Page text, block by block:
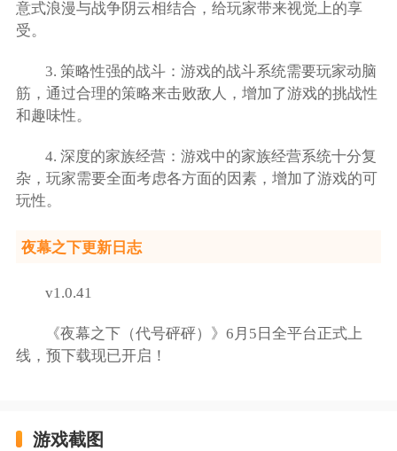
意式浪漫与战争阴云相结合，给玩家带来视觉上的享
受。
3. 策略性强的战斗：游戏的战斗系统需要玩家动脑
筋，通过合理的策略来击败敌人，增加了游戏的挑战性
和趣味性。
4. 深度的家族经营：游戏中的家族经营系统十分复
杂，玩家需要全面考虑各方面的因素，增加了游戏的可
玩性。
夜幕之下更新日志
v1.0.41
《夜幕之下（代号砰砰）》6月5日全平台正式上
线，预下载现已开启！
游戏截图